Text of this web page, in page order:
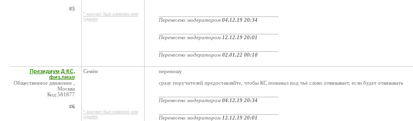
#5
* контакт был изменен или
удален
Перенесено модератором 04.12.19 20:34
Перенесено модератором 12.12.19 20:01
Перенесено модератором 02.01.22 00:10
Президиум Д КС,
физ.лицо
Общественное движение ,
Москва
Код:581877
#6
Семён
* контакт был изменен или
удален
переношу
сразу поручителей предоставляйте, чтобы КС понимал под чьё слово отвязывает, если будет отвязывать
Перенесено модератором 04.12.19 20:34
Перенесено модератором 12.12.19 20:01